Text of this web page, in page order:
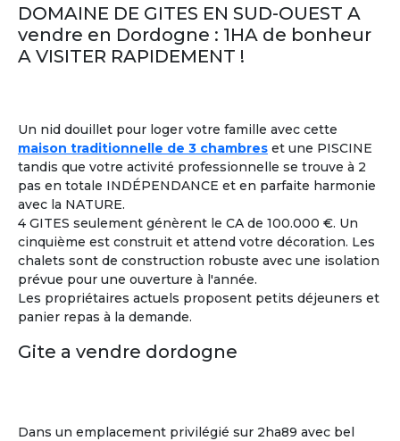
DOMAINE DE GITES EN SUD-OUEST A
vendre en Dordogne : 1HA de bonheur
A VISITER RAPIDEMENT !
Un nid douillet pour loger votre famille avec cette
maison traditionnelle de 3 chambres et une PISCINE
tandis que votre activité professionnelle se trouve à 2
pas en totale INDÉPENDANCE et en parfaite harmonie
avec la NATURE.
4 GITES seulement génèrent le CA de 100.000 €. Un
cinquième est construit et attend votre décoration. Les
chalets sont de construction robuste avec une isolation
prévue pour une ouverture à l'année.
Les propriétaires actuels proposent petits déjeuners et
panier repas à la demande.
Gite a vendre dordogne
Dans un emplacement privilégié sur 2ha89 avec bel
Voir les247 annonces
mois seulement.
Colouer Intégrer Habitat Partagé
Toulon France ± 30kms
Bonjour femme 60 ans dynamique
joyeuse recherche colocation